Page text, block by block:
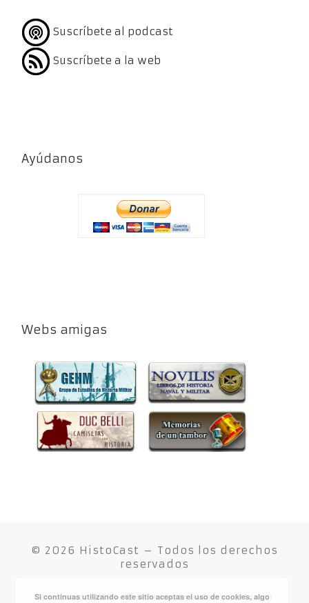
Suscríbete al podcast
Suscríbete a la web
Ayúdanos
Webs amigas
© 2026 HistoCast – Todos los derechos
reservados
Funciona conWP– Diseñado con elTema Customizr
Si continuas utilizando este sitio aceptas el uso de cookies, algo